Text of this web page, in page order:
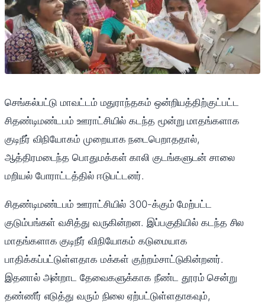
செங்கல்பட்டு மாவட்டம் மதுராந்தகம் ஒன்றியத்திற்குட்பட்ட
சிதண்டிமண்டபம் ஊராட்சியில் கடந்த மூன்று மாதங்களாக
குடிநீர் விநியோகம் முறையாக நடைபெறாததால்,
ஆத்திரமடைந்த பொதுமக்கள் காலி குடங்களுடன் சாலை
மறியல் போராட்டத்தில் ஈடுபட்டனர்.
சிதண்டிமண்டபம் ஊராட்சியில் 300-க்கும் மேற்பட்ட
குடும்பங்கள் வசித்து வருகின்றன. இப்பகுதியில் கடந்த சில
மாதங்களாக குடிநீர் விநியோகம் கடுமையாக
பாதிக்கப்பட்டுள்ளதாக மக்கள் குற்றம்சாட்டுகின்றனர்.
இதனால் அன்றாட தேவைகளுக்காக நீண்ட தூரம் சென்று
தண்ணீர் எடுத்து வரும் நிலை ஏற்பட்டுள்ளதாகவும்,